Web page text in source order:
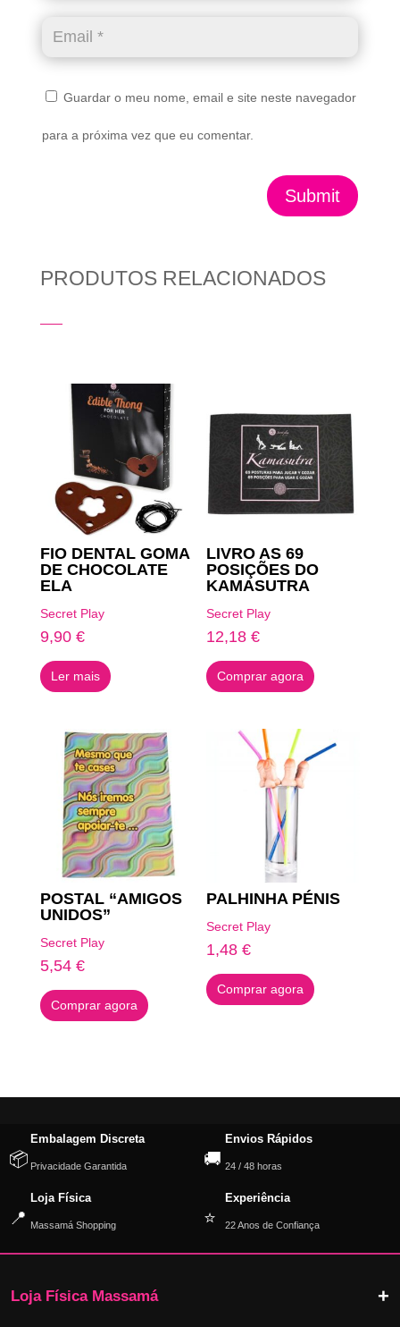
Guardar o meu nome, email e site neste navegador
para a próxima vez que eu comentar.
Submit
PRODUTOS RELACIONADOS
FIO DENTAL GOMA
DE CHOCOLATE
ELA
Secret Play
9,90 €
Ler mais
LIVRO AS 69
POSIÇÕES DO
KAMASUTRA
Secret Play
12,18€
Comprar agora
POSTAL “AMIGOS
UNIDOS”
Secret Play
5,54 €
Comprar agora
PALHINHA PÉNIS
Secret Play
1,48€
Comprar agora
📦
Embalagem Discreta
Privacidade Garantida 🚚
Envios Rápidos
24 / 48 horas
📍
Loja Física
Massamá Shopping ⭐
Experiência
22 Anos de Confiança
Loja Física Massamá